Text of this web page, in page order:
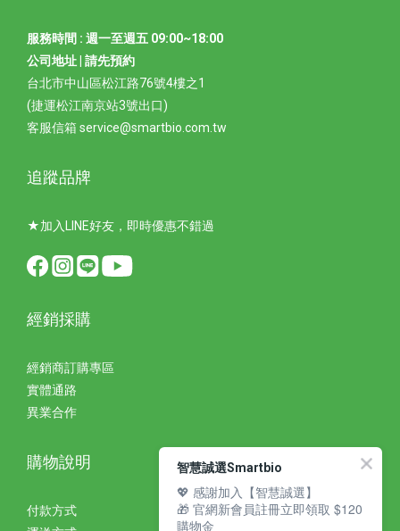
服務時間 : 週一至週五 09:00~18:00
公司地址 | 請先預約
台北市中山區松江路76號4樓之1
(捷運松江南京站3號出口)
客服信箱 service@smartbio.com.tw
追蹤品牌
★加入LINE好友，即時優惠不錯過
經銷採購
經銷商訂購專區
實體通路
異業合作
購物說明
付款方式
智慧誠選Smartbio
💖 感謝加入【智慧誠選】
🎁 官網新會員註冊立即領取 $120
購物金